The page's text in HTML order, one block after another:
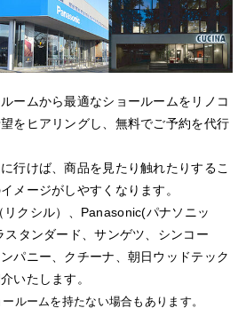
ームから最適なショールームをリノコ
をヒアリングし、無料でご予約を代行
行けば、商品を見たり触れたりするこ
メージがしやすくなります。
クシル）、Panasonic(パナソニッ
スタンダード、サンゲツ、シンコー
パニー、クチーナ、朝日ウッドテック
いたします。
ルームを持たない場合もあります。